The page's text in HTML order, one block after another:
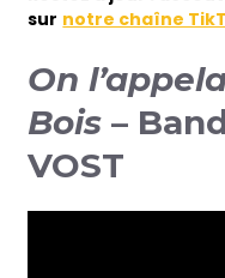
sur notre chaîne
On
Bois –
VOST